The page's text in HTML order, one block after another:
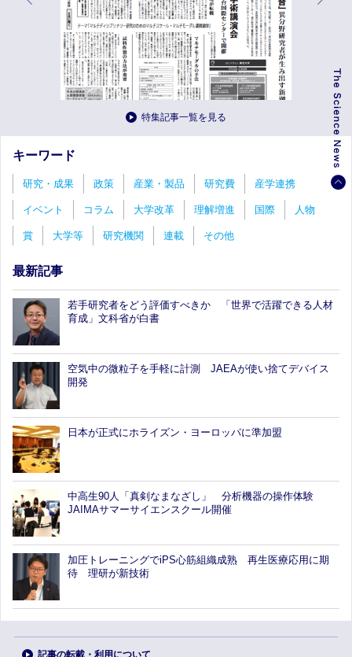
特集記事一覧を見る
キーワード
研究・成果 政策 産業・製品 研究費 産学連携
イベント コラム 大学改革 理解増進 国際 人物
賞 大学等 研究機関 連載 その他
最新記事
若手研究者をどう評価すべきか 「世界で活躍できる人材
育成」文科省が白書
空気中の微粒子を手軽に計測 JAEAが使い捨てデバイス
開発
日本が正式にホライズン・ヨーロッパに準加盟
中高生90人「真剣なまなざし」 分析機器の操作体験
JAIMAサマーサイエンスクール開催
加圧トレーニングでiPS心筋組織成熟 再生医療応用に期
待 理研が新技術